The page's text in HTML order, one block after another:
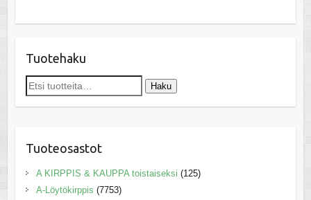
Tuotehaku
Etsi: Haku
Tuoteosastot
A KIRPPIS & KAUPPA toistaiseksi (125)
A-Löytökirppis (7753)